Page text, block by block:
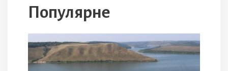
Популярне